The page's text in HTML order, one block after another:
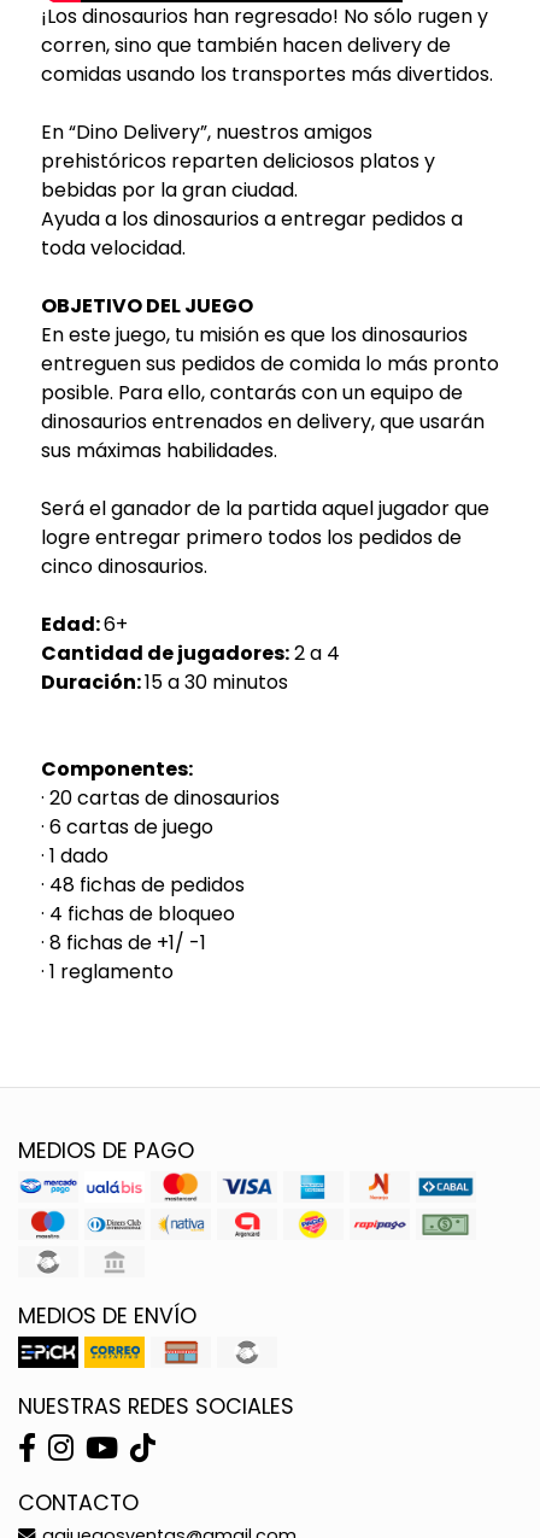
¡Los dinosaurios han regresado! No sólo rugen y
corren, sino que también hacen delivery de
comidas usando los transportes más divertidos.
En “Dino Delivery”, nuestros amigos
prehistóricos reparten deliciosos platos y
bebidas por la gran ciudad.
Ayuda a los dinosaurios a entregar pedidos a
toda velocidad.
OBJETIVO DEL JUEGO
En este juego, tu misión es que los dinosaurios
entreguen sus pedidos de comida lo más pronto
posible. Para ello, contarás con un equipo de
dinosaurios entrenados en delivery, que usarán
sus máximas habilidades.
Será el ganador de la partida aquel jugador que
logre entregar primero todos los pedidos de
cinco dinosaurios.
Edad:6+
Cantidad de jugadores:2 a 4
Duración:15 a 30 minutos
Componentes:
· 20 cartas de dinosaurios
· 6 cartas de juego
· 1 dado
· 48 fichas de pedidos
· 4 fichas de bloqueo
· 8 fichas de +1/ -1
· 1 reglamento
MEDIOS DE PAGO
MEDIOS DE ENVÍO
NUESTRAS REDES SOCIALES
CONTACTO